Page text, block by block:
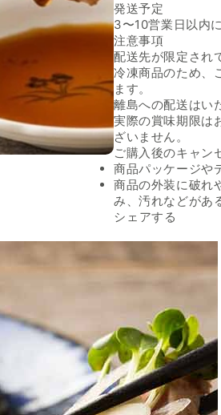
発送予定
3〜10営業日以内
注意事項
配送先が限定され
冷凍商品のため、
ます。
離島への配送はい
実際の賞味期限は
ざいません。
ご購入後のキャン
商品パッケージや
商品の外装に破れ
み、汚れなどがあ
シェアする